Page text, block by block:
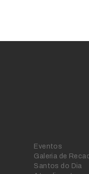
Eventos
Galeria de
Santos do Dia